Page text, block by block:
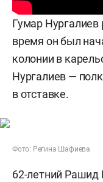
Гумар Нургалиев
время он был
колонии в
Нургалиев —
в отставке.
Фото: Регина Шафиева
62-летний Рашид